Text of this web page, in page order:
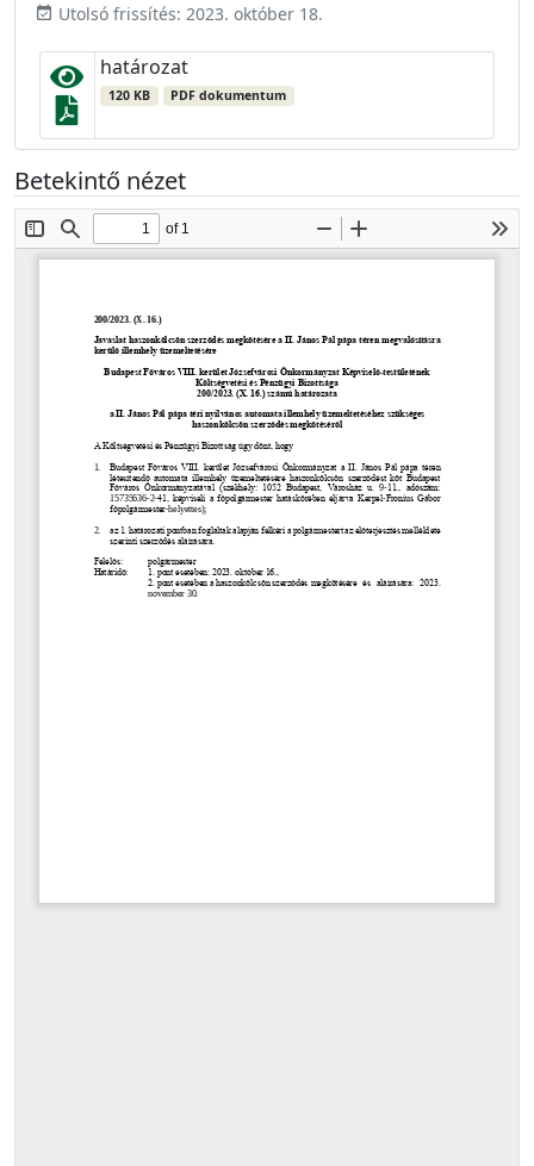
event_available Utolsó frissítés: 2023. október 18.
határozat
120 KB PDF dokumentum
Betekintő nézet